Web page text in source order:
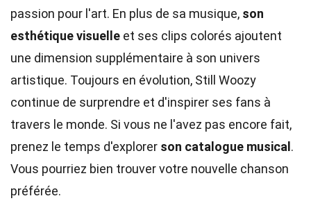
passion pour l'art. En plus de sa musique, son
esthétique visuelle et ses clips colorés ajoutent
une dimension supplémentaire à son univers
artistique. Toujours en évolution, Still Woozy
continue de surprendre et d'inspirer ses fans à
travers le monde. Si vous ne l'avez pas encore fait,
prenez le temps d'explorer son catalogue musical .
Vous pourriez bien trouver votre nouvelle chanson
préférée.